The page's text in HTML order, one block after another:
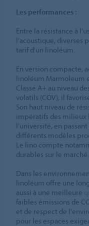
Les performances :
Entre la résistance à
l’acoustique, diverses
tarif d’un linoléum.
En version compacte,
linoléum Marmoleum
Classé A+ au niveau
volatils (COV), il
Son haut niveau de
impératifs des milieux
l’université, en
différents modèles
Le lino compte
durables sur le marché.
Dans les
linoléum offre une
aussi à une meilleure
faibles émissions de
et de respect de
pour les espaces